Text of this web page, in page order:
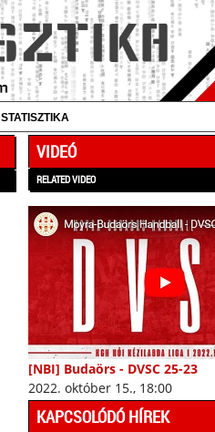
STATISZTIKA
VIDEÓ
RELATED VIDEO
[NBI] Budaörs - DVSC 25-23
2022. október 15., 18:00
KAPCSOLÓDÓ HÍREK